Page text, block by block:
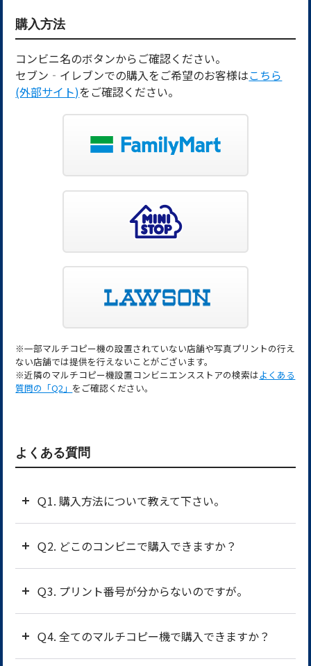
購入方法
コンビニ名のボタンからご確認ください。
セブン‐イレブンでの購入をご希望のお客様はこちら
(外部サイト)をご確認ください。
※一部マルチコピー機の設置されていない店舗や写真プリントの行え
ない店舗では提供を行えないことがございます。
※近隣のマルチコピー機設置コンビニエンスストアの検索はよくある
質問の「Q2」 をご確認ください。
よくある質問
Ｑ1. 購入方法について教えて下さい。
Ｑ2. どこのコンビニで購入できますか？
Ｑ3. プリント番号が分からないのですが。
Ｑ4. 全てのマルチコピー機で購入できますか？